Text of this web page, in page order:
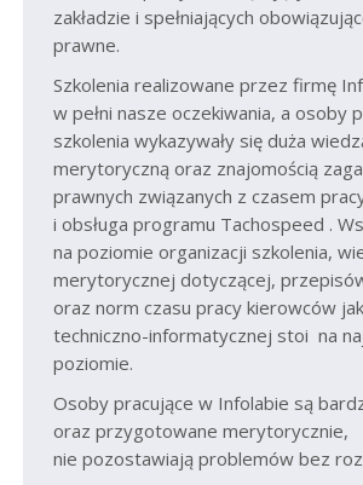
zakładzie i spełniających
prawne.
Szkolenia realizowane przez firmę
w pełni nasze oczekiwania, a osoby
szkolenia wykazywały się duża
merytoryczną oraz znajomością
prawnych związanych z czasem
i obsługa programu Tachospeed .
na poziomie organizacji szkolenia,
merytorycznej dotyczącej,
oraz norm czasu pracy kierowców
techniczno-informatycznej stoi na
poziomie.
Osoby pracujące w Infolabie są
oraz przygotowane merytorycznie,
nie pozostawiają problemów bez